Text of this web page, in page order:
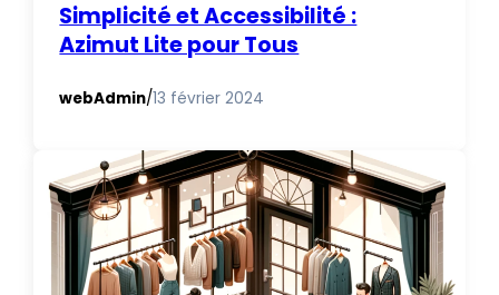
Simplicité et Accessibilité :
Azimut Lite pour Tous
webAdmin/13 février 2024